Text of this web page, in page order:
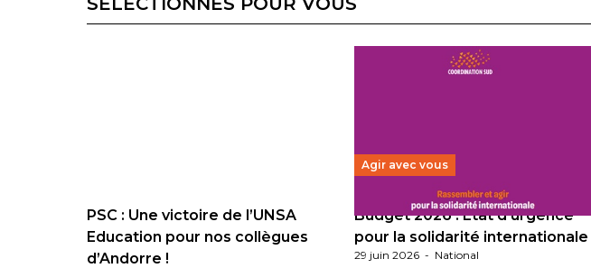
PSC : Une victoire de l’UNSA
Education pour nos collègues
d’Andorre !
Agir avec vous
Budget 2026 : État d’urgence
pour la solidarité internationale
29 juin 2026 - National